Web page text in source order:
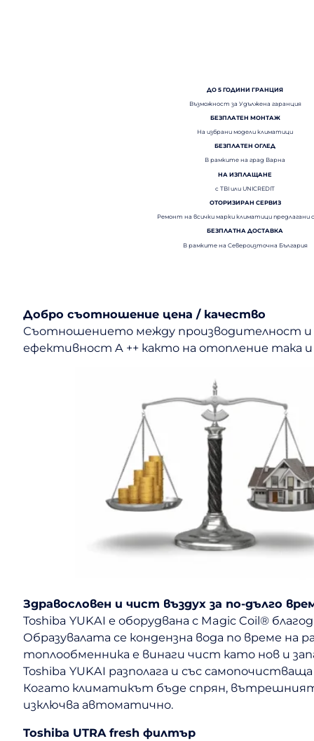
ДО 5 ГОДИНИ ГРАНЦИЯ
Възможност за Удължена гаранция
БЕЗПЛАТЕН МОНТАЖ
На избрани модели климатици
БЕЗПЛАТЕН ОГЛЕД
В рамките на град Варна
НА ИЗПЛАЩАНЕ
с TBI или UNICREDIT
ОТОРИЗИРАН СЕРВИЗ
Ремонт на всички марки климатици предлагани
БЕЗПЛАТНА ДОСТАВКА
В рамките на Североизточна България
Добро съотношение цена / качество
Съотношението между производителност и
ефективност A ++ както на отопление така
Здравословен и чист въздух за по-дълго
Toshiba YUKAI е оборудвана с Magic Coil®
Образувалата се кондензна вода по време
топлообменника е винаги чист като нов и
Toshiba YUKAI разполага и със
Когато климатикът бъде спрян, вътрешният
изключва автоматично.
Toshiba UTRA fresh филтър